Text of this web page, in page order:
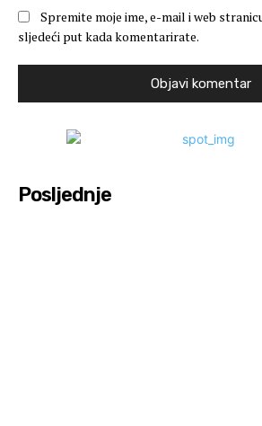
Spremite moje ime, e-mail i web
sljedeći put kada komentarirate.
Posljednje